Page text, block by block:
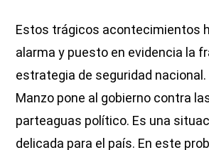
Estos trágicos acontecimientos
alarma y puesto en evidencia la
estrategia de seguridad nacional.
Manzo pone al gobierno contra
parteaguas político. Es una
delicada para el país. En este